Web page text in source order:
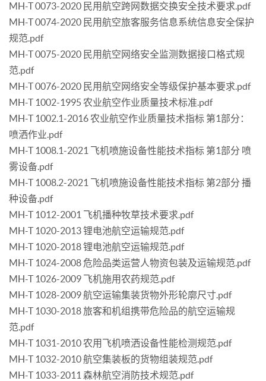
MH-T 0073-2020 民用航空跨网数据交换安全技术要求.pdf
MH-T 0074-2020 民用航空旅客服务信息系统信息安全保护
规范.pdf
MH-T 0075-2020 民用航空网络安全监测数据接口格式规
范.pdf
MH-T 0076-2020 民用航空网络安全等级保护基本要求.pdf
MH-T 1002-1995 农业航空作业质量技术标准.pdf
MH-T 1002.1-2016 农业航空作业质量技术指标 第1部分：
喷洒作业.pdf
MH-T 1008.1-2021 飞机喷施设备性能技术指标 第1部分 喷
雾设备.pdf
MH-T 1008.2-2021 飞机喷施设备性能技术指标 第2部分 播
种设备.pdf
MH-T 1012-2001 飞机播种牧草技术要求.pdf
MH-T 1020-2013 锂电池航空运输规范.pdf
MH-T 1020-2018 锂电池航空运输规范.pdf
MH-T 1024-2008 危险品类运营人物资包装及运输规范.pdf
MH-T 1026-2009 飞机施用农药规范.pdf
MH-T 1028-2009 航空运输集装货物外形轮廓尺寸.pdf
MH-T 1030-2018 旅客和机组携带危险品的航空运输规
范.pdf
MH-T 1031-2010 农用飞机喷洒设备性能检测规范.pdf
MH-T 1032-2010 航空集装板的货物组装规范.pdf
MH-T 1033-2011 森林航空消防技术规范.pdf